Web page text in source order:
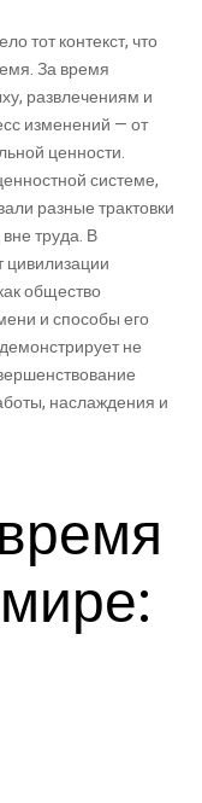
тот контекст, что
За время
развлечениям и
изменений — от
ценности.
системе,
разные трактовки
труда. В
цивилизации
общество
и способы его
не
наслаждения и